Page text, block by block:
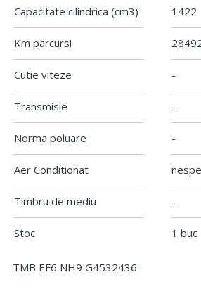
Capacitate cilindrica (cm3) 1422
Km parcursi
Cutie viteze -
Transmisie -
Norma poluare -
Aer Conditionat
Timbru de mediu -
Stoc 1 buc
TMB EF6 NH9 G4532436